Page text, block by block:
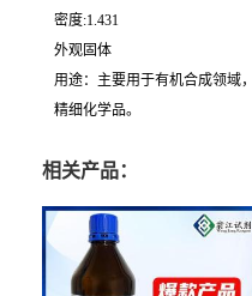
密度:1.431
外观固体
用途：主要用于有机合成领域
精细化学品。
相关产品：